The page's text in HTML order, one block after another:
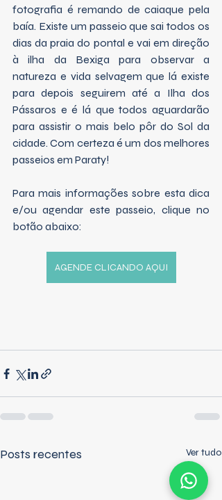
fotografia é remando de caiaque pela
baía. Existe um passeio que sai todos os
dias da praia do pontal e vai em direção
à ilha da Bexiga para observar a
natureza e vida selvagem que lá existe
para depois seguirem até a Ilha dos
Pássaros e é lá que todos aguardarão
para assistir o mais belo pôr do Sol da
cidade. Com certeza é um dos melhores
passeios em Paraty!
Para mais informações sobre esta dica
e/ou agendar este passeio, clique no
botão abaixo:
AGENDE CLICANDO AQUI
Posts recentes Ver tudo